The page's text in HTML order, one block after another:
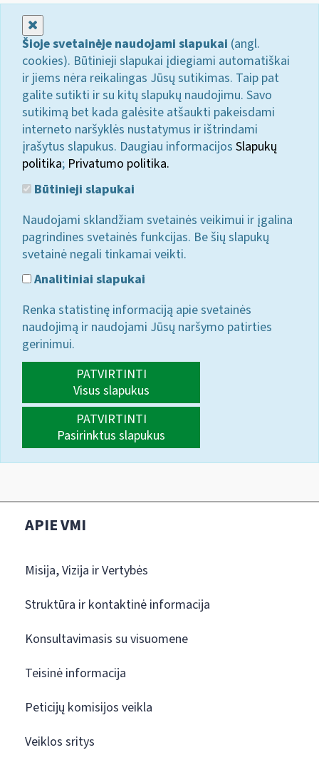
Šioje svetainėje naudojami slapukai (angl.
cookies). Būtinieji slapukai įdiegiami automatiškai
ir jiems nėra reikalingas Jūsų sutikimas. Taip pat
galite sutikti ir su kitų slapukų naudojimu. Savo
sutikimą bet kada galėsite atšaukti pakeisdami
interneto naršyklės nustatymus ir ištrindami
įrašytus slapukus. Daugiau informacijos Slapukų
politika; Privatumo politika.
Būtinieji slapukai
Naudojami sklandžiam svetainės veikimui ir įgalina
pagrindines svetainės funkcijas. Be šių slapukų
svetainė negali tinkamai veikti.
Analitiniai slapukai
Renka statistinę informaciją apie svetainės
naudojimą ir naudojami Jūsų naršymo patirties
gerinimui.
PATVIRTINTI
Visus slapukus
PATVIRTINTI
Pasirinktus slapukus
APIE VMI
Misija, Vizija ir Vertybės
Struktūra ir kontaktinė informacija
Konsultavimasis su visuomene
Teisinė informacija
Peticijų komisijos veikla
Veiklos sritys